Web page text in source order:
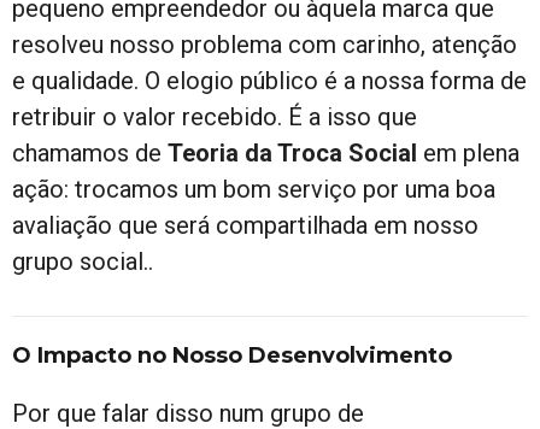
pequeno empreendedor ou àquela marca que
resolveu nosso problema com carinho, atenção
e qualidade. O elogio público é a nossa forma de
retribuir o valor recebido. É a isso que
chamamos de Teoria da Troca Social em plena
ação: trocamos um bom serviço por uma boa
avaliação que será compartilhada em nosso
grupo social..
O Impacto no Nosso Desenvolvimento
Por que falar disso num grupo de